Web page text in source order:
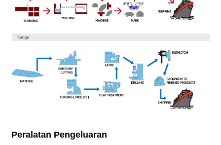
Peralatan Pengeluaran